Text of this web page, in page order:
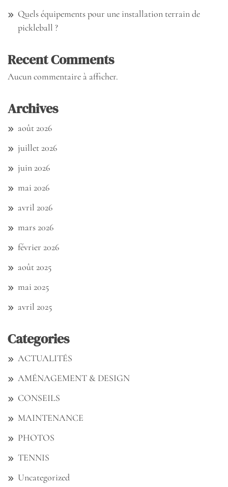
Quels équipements pour une installation terrain de
pickleball ?
Recent Comments
Aucun commentaire à afficher.
Archives
août 2026
juillet 2026
juin 2026
mai 2026
avril 2026
mars 2026
février 2026
août 2025
mai 2025
avril 2025
Categories
ACTUALITÉS
AMÉNAGEMENT & DESIGN
CONSEILS
MAINTENANCE
PHOTOS
TENNIS
Uncategorized